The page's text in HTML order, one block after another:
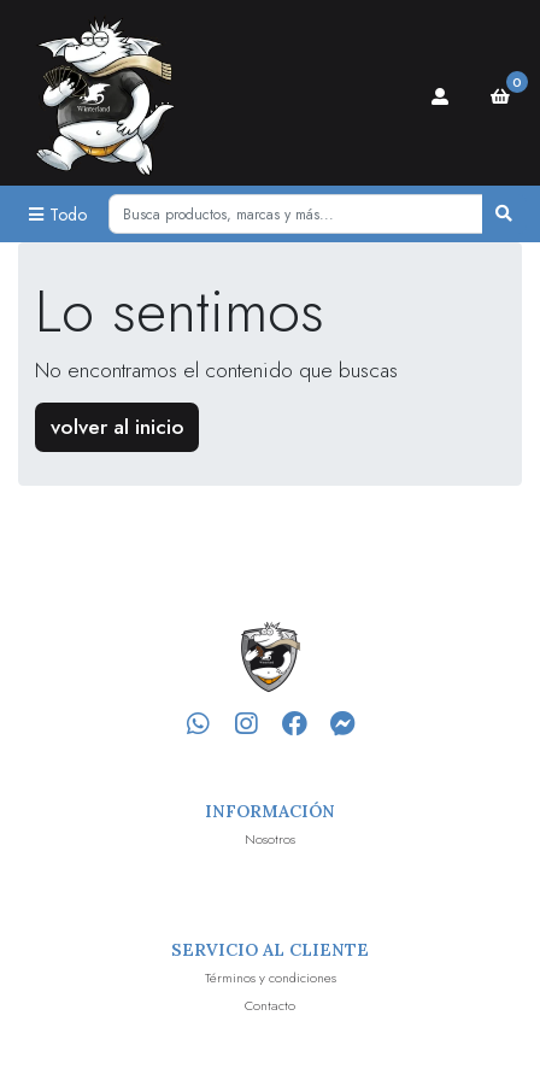
Todo
0
Lo sentimos
No encontramos el contenido que buscas
volver al inicio
INFORMACIÓN
Nosotros
SERVICIO AL CLIENTE
Términos y condiciones
Contacto